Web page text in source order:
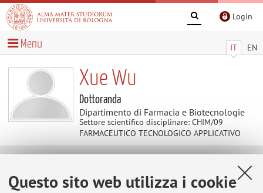
Questo sito web utilizza i cookie
Login
IT EN
Menu
Xue Wu
Dottoranda
Dipartimento di Farmacia e Biotecnologie
Settore scientifico disciplinare: CHIM/09
FARMACEUTICO TECNOLOGICO APPLICATIVO
Contatti